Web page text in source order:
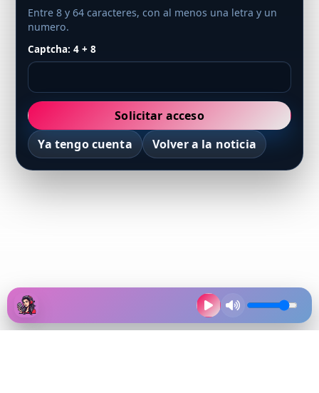
Entre 8 y 64 caracteres, con al menos una letra y un
numero.
Captcha: 4 + 8
Solicitar acceso
Ya tengo cuenta
Volver a la noticia